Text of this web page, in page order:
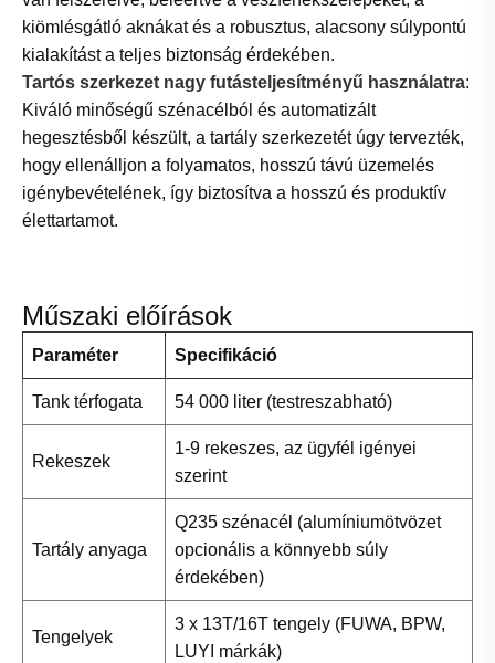
kiömlésgátló aknákat és a robusztus, alacsony súlypontú
kialakítást a teljes biztonság érdekében.
Tartós szerkezet nagy futásteljesítményű használatra:
Kiváló minőségű szénacélból és automatizált
hegesztésből készült, a tartály szerkezetét úgy tervezték,
hogy ellenálljon a folyamatos, hosszú távú üzemelés
igénybevételének, így biztosítva a hosszú és produktív
élettartamot.
Műszaki előírások
Paraméter Specifikáció
Tank térfogata 54 000 liter (testreszabható)
Rekeszek
1-9 rekeszes, az ügyfél igényei
szerint
Tartály anyaga
Q235 szénacél (alumíniumötvözet
opcionális a könnyebb súly
érdekében)
Tengelyek
3 x 13T/16T tengely (FUWA, BPW,
LUYI márkák)